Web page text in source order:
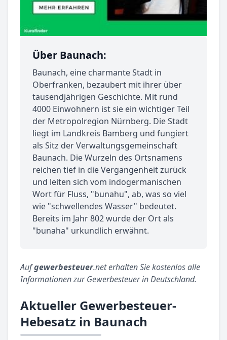
Über Baunach:
Baunach, eine charmante Stadt in
Oberfranken, bezaubert mit ihrer über
tausendjährigen Geschichte. Mit rund
4000 Einwohnern ist sie ein wichtiger Teil
der Metropolregion Nürnberg. Die Stadt
liegt im Landkreis Bamberg und fungiert
als Sitz der Verwaltungsgemeinschaft
Baunach. Die Wurzeln des Ortsnamens
reichen tief in die Vergangenheit zurück
und leiten sich vom indogermanischen
Wort für Fluss, "bunahu", ab, was so viel
wie "schwellendes Wasser" bedeutet.
Bereits im Jahr 802 wurde der Ort als
"bunaha" urkundlich erwähnt.
Aufgewerbesteuer.net erhalten Sie kostenlos alle
Informationen zur Gewerbesteuer in Deutschland.
Aktueller Gewerbesteuer-
Hebesatz in Baunach